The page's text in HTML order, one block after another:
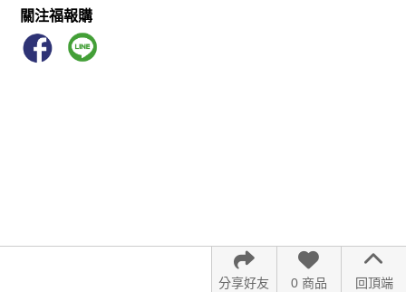
關注福報購
回頂端
0 商品
分享好友